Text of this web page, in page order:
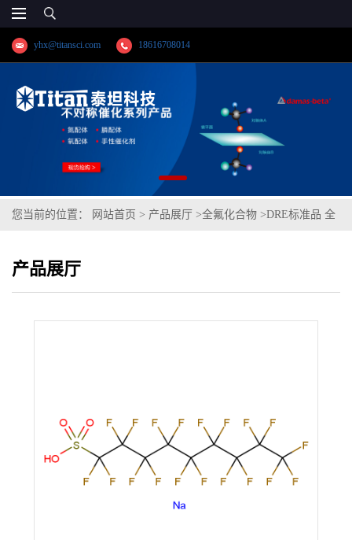
yhx@titansci.com 18616708014
您当前的位置： 网站首页 > 产品展厅 >全氟化合物 >DRE标准品 全
1H,1H,2H,2H-全氟己基三乙氧基硅烷;三乙氧基(1H,1H,2H,2H-九氟己
产品展厅